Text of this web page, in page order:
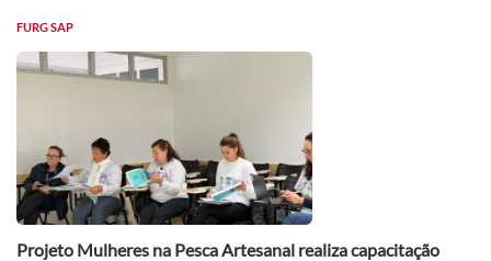
FURG SAP
Projeto Mulheres na Pesca Artesanal realiza capacitação